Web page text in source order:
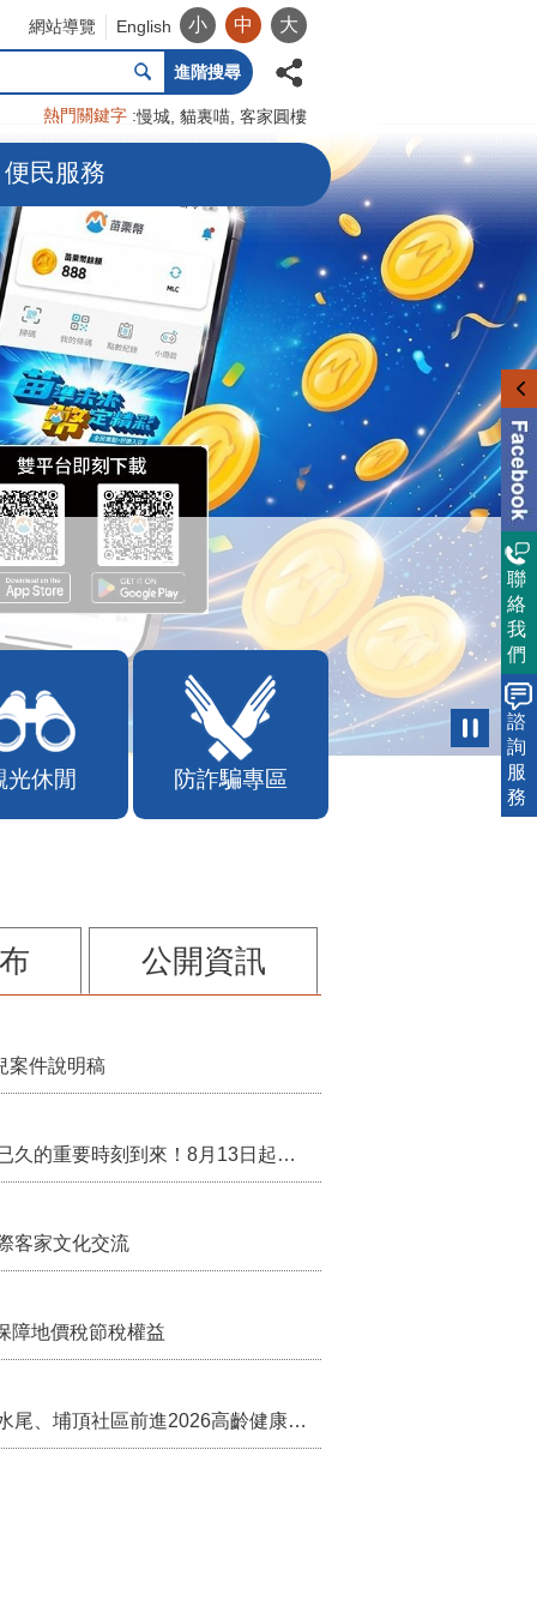
網站導覽 English 小 中 大
進階搜尋
熱門關鍵字 慢城 貓裏喵 客家圓樓
便民服務
光休閒 防詐騙專區
公開資訊
案件說明稿
客家文化交流
障地價稅節稅權益
苗栗農村綠色照顧成果登上全國舞台！ 後龍水尾、埔頂社區前進2026高齡健康產業博覽會
聯
絡
我
們
諮
詢
服
務